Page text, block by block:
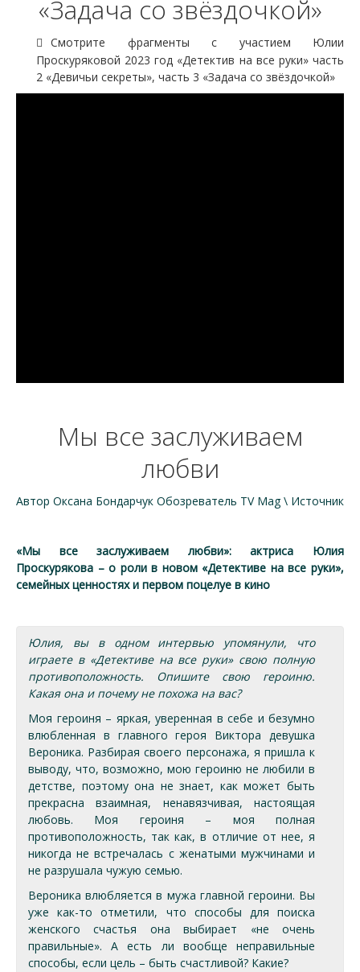
«Задача со звёздочкой»
Смотрите фрагменты с участием Юлии
Проскуряковой 2023 год «Детектив на все руки» часть
2 «Девичьи секреты», часть 3 «Задача со звёздочкой»
Мы все заслуживаем
любви
Автор Оксана Бондарчук Обозреватель TV Mag \ Источник
«Мы все заслуживаем любви»: актриса Юлия
Проскурякова – о роли в новом «Детективе на все руки»,
семейных ценностях и первом поцелуе в кино
Юлия, вы в одном интервью упомянули, что
играете в «Детективе на все руки» свою полную
противоположность. Опишите свою героиню.
Какая она и почему не похожа на вас?
Моя героиня – яркая, уверенная в себе и безумно
влюбленная в главного героя Виктора девушка
Вероника. Разбирая своего персонажа, я пришла к
выводу, что, возможно, мою героиню не любили в
детстве, поэтому она не знает, как может быть
прекрасна взаимная, ненавязчивая, настоящая
любовь. Моя героиня – моя полная
противоположность, так как, в отличие от нее, я
никогда не встречалась с женатыми мужчинами и
не разрушала чужую семью.
Вероника влюбляется в мужа главной героини. Вы
уже как-то отметили, что способы для поиска
женского счастья она выбирает «не очень
правильные». А есть ли вообще неправильные
способы, если цель – быть счастливой? Какие?